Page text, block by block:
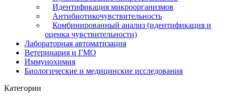
Идентификация микроорганизмов
Антибиотикочувствительность
Комбинированный анализ (идентификация и
оценка чувствительности)
Лабораторная автоматизация
Ветеринария и ГМО
Иммунохимия
Биологические и медицинские исследования
Категории